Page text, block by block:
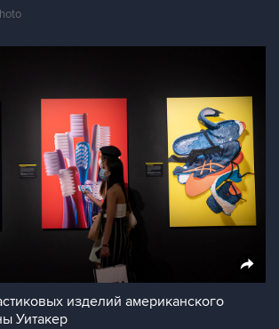
изделий американского
Уитакер